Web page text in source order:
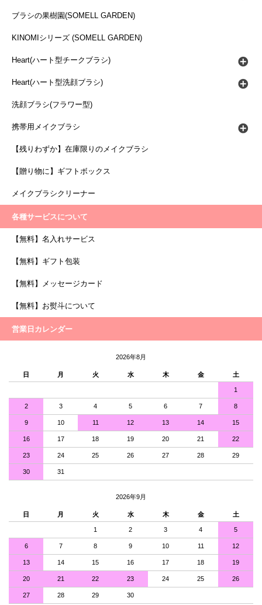
ブラシの果樹園(SOMELL GARDEN)
KINOMIシリーズ (SOMELL GARDEN)
Heart(ハート型チークブラシ)
Heart(ハート型洗顔ブラシ)
洗顔ブラシ(フラワー型)
携帯用メイクブラシ
【残りわずか】在庫限りのメイクブラシ
【贈り物に】ギフトボックス
メイクブラシクリーナー
各種サービスについて
【無料】名入れサービス
【無料】ギフト包装
【無料】メッセージカード
【無料】お熨斗について
営業日カレンダー
2026年8月
日 月 火 水 木 金 土
1
2 3 4 5 6 7 8
9 10 11 12 13 14 15
16 17 18 19 20 21 22
23 24 25 26 27 28 29
30 31
2026年9月
日 月 火 水 木 金 土
1 2 3 4 5
6 7 8 9 10 11 12
13 14 15 16 17 18 19
20 21 22 23 24 25 26
27 28 29 30